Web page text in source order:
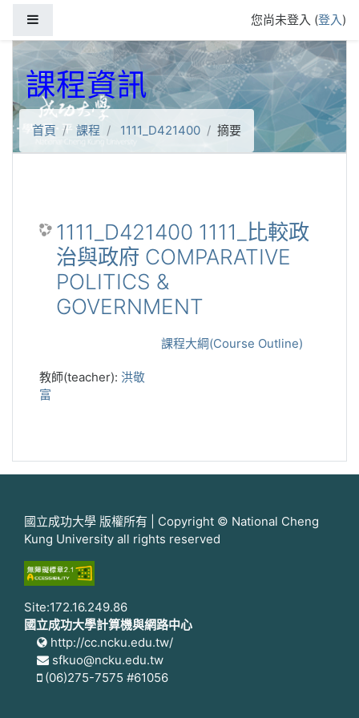
您尚未登入 (登入)
課程資訊
首頁 課程 1111_D421400 摘要
1111_D421400 1111_比較政
治與政府 COMPARATIVE
POLITICS &
GOVERNMENT
課程大綱(Course Outline)
教師(teacher): 洪敬
富
國立成功大學 版權所有 | Copyright © National Cheng
Kung University all rights reserved
Site:172.16.249.86
國立成功大學計算機與網路中心
http://cc.ncku.edu.tw/
sfkuo@ncku.edu.tw
(06)275-7575 #61056